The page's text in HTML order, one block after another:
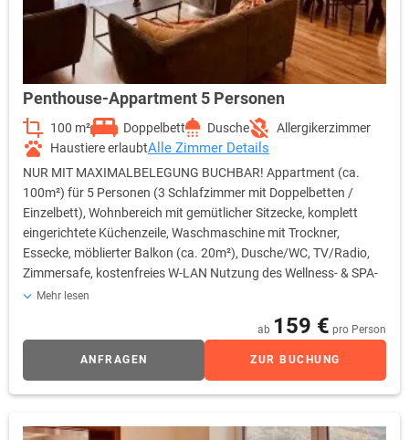
Penthouse-Appartment 5 Personen
100 m² Doppelbett Dusche
Allergikerzimmer
Haustiere erlaubtAlle Zimmer Details
NUR MIT MAXIMALBELEGUNG BUCHBAR! Appartment (ca.
100m²) für 5 Personen (3 Schlafzimmer mit Doppelbetten /
Einzelbett), Wohnbereich mit gemütlicher Sitzecke, komplett
eingerichtete Küchenzeile, Waschmaschine mit Trockner,
Essecke, möblierter Balkon (ca. 20m²), Dusche/WC, TV/Radio,
Zimmersafe, kostenfreies W-LAN Nutzung des Wellness- & SPA-
Bereich mit Pool, Saunen, Panorama-Ruheräumen inklusive!
/ Einzelbett • Wohnbereich mit gemütlicher Sitzecke • Flachbild-
TV in Wohnbereich & Schlafzimmer • komplett eingerichtete
Trockner • Dusche / WC • kostenfreies W-LAN • möblierter Balkon
• Bettwäsche & Handtücher Wechsel & Reinigung gegen Gebühr!
Mehr lesen
ab 159 € pro Person
ANFRAGEN ZUR BUCHUNG